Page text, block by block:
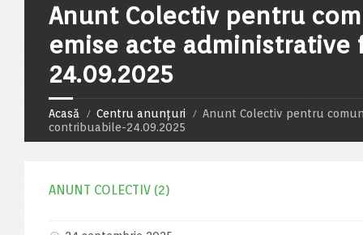
Anunt Colectiv pentru
emise acte
24.09.2025
Acasă Centru anunțuri
Anunt Colectiv pentru
contribuabile-24.09.2025
ANUNT COLECTIV (2)